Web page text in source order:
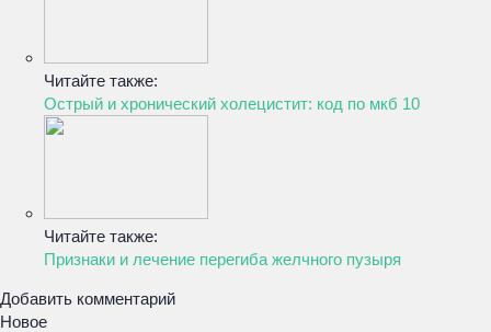
Читайте также:
Острый и хронический холецистит: код по мкб 10
Читайте также:
Признаки и лечение перегиба желчного пузыря
Добавить комментарий
Новое